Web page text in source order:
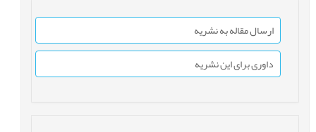
ارسال مقاله به نشریه
داوری برای این نشریه